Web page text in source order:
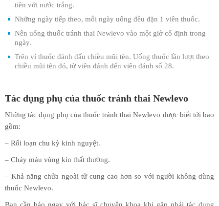
tiên với nước trắng.
Những ngày tiếp theo, mỗi ngày uống đều đặn 1 viên thuốc.
Nên uống thuốc tránh thai Newlevo vào một giờ cố định trong
ngày.
Trên vỉ thuốc đánh dấu chiều mũi tên. Uống thuốc lần lượt theo
chiều mũi tên đó, từ viên đánh đến viên đánh số 28.
Tác dụng phụ của thuốc tránh thai Newlevo
Những tác dụng phụ của thuốc tránh thai Newlevo được biết tới bao
gồm:
– Rối loạn chu kỳ kinh nguyệt.
– Chảy máu vùng kín thất thường.
– Khả năng chửa ngoài tử cung cao hơn so với người không dùng
thuốc Newlevo.
Bạn cần báo ngay với bác sĩ chuyên khoa khi gặp phải tác dụng